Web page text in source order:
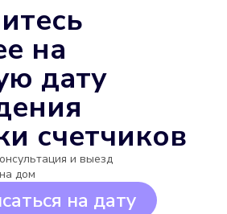
WFW20.D080
Подробнее
Выбрать
на
дату
счетчиков
и выезд
дом
на дату